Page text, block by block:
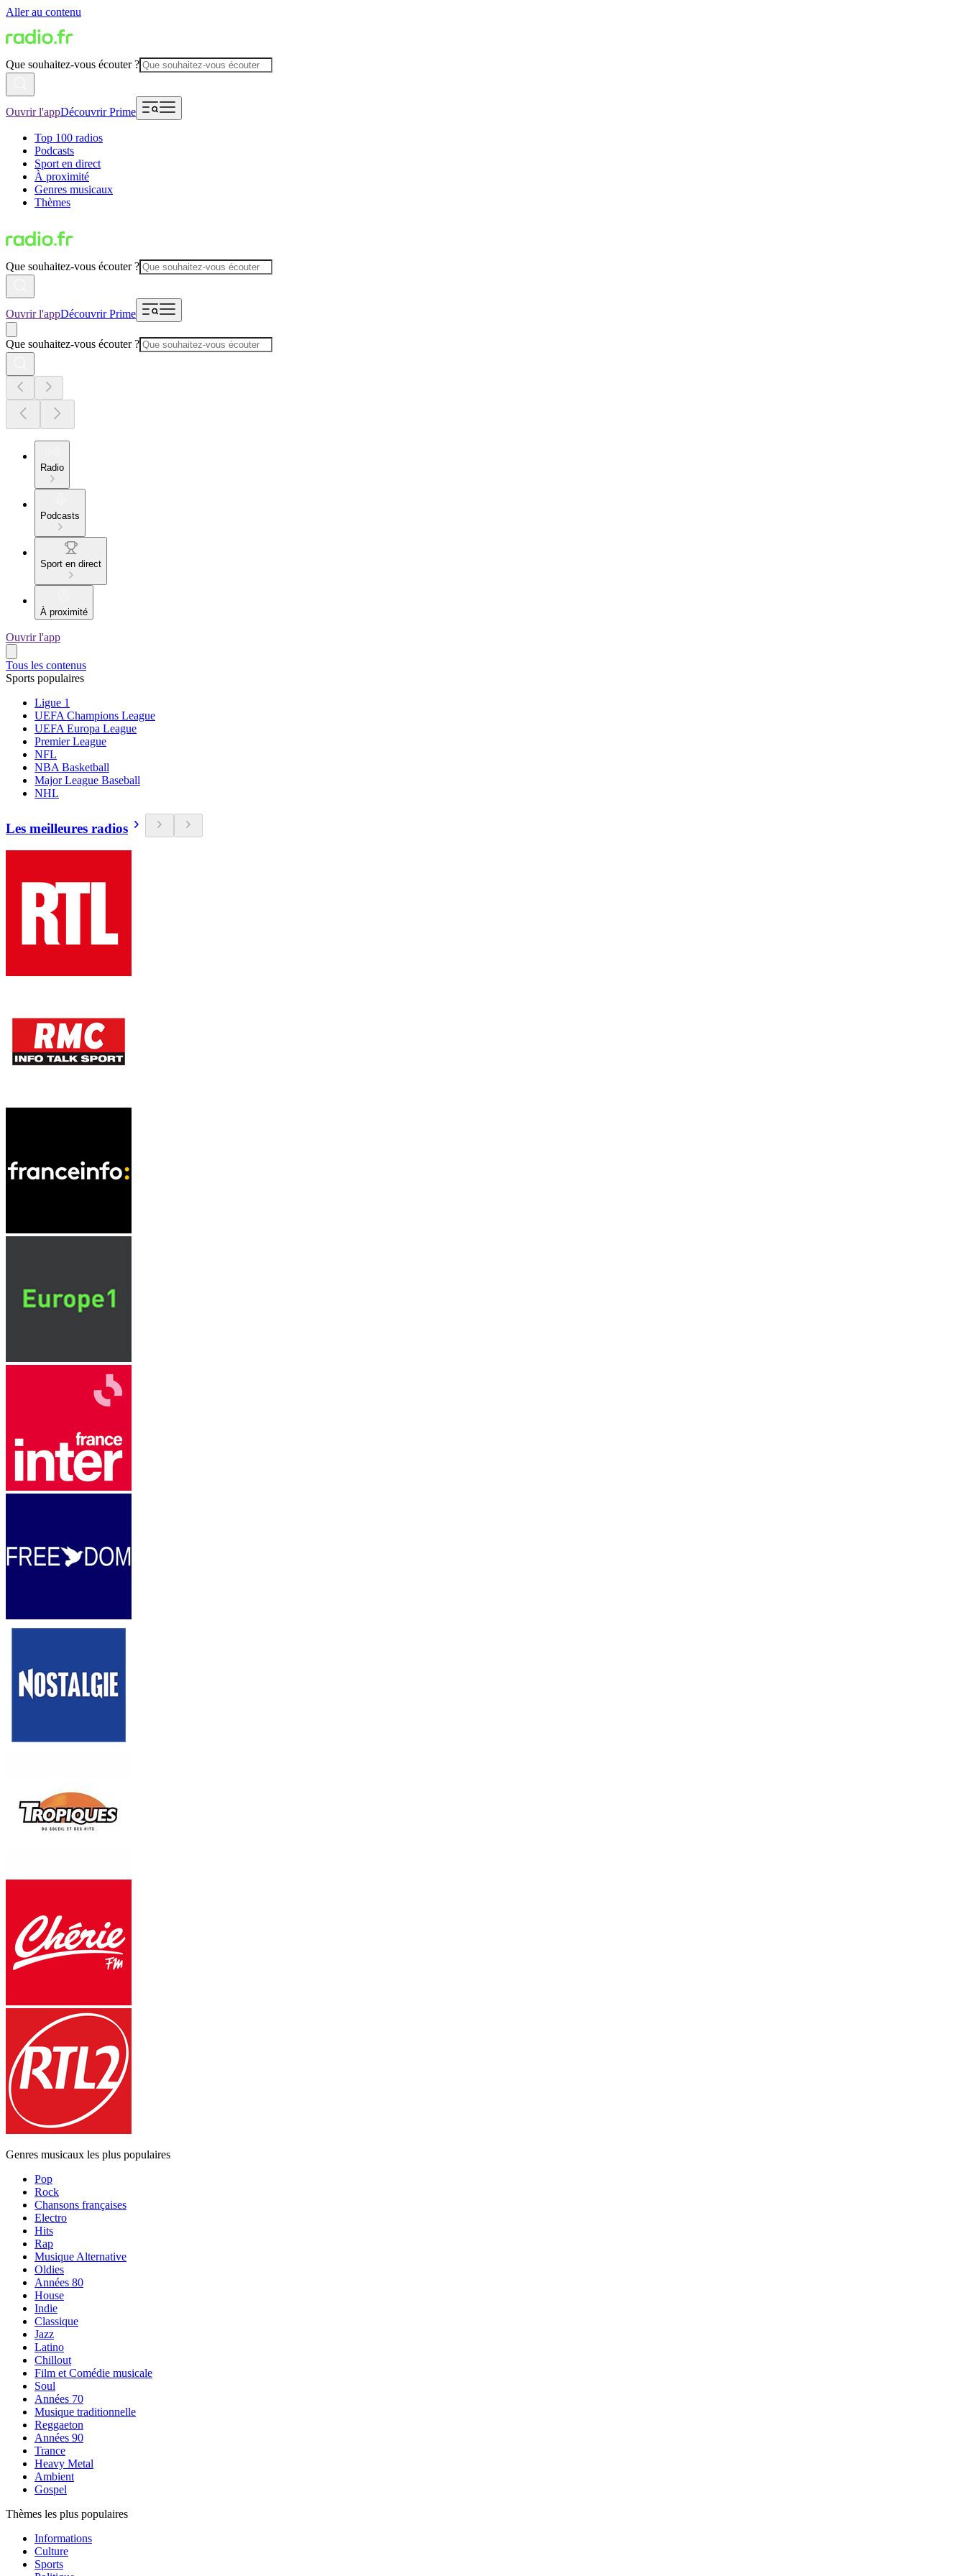
Aller au contenu
Que souhaitez-vous écouter ?
Ouvrir l'appDécouvrir Prime
Top 100 radios
Podcasts
Sport en direct
À proximité
Genres musicaux
Thèmes
Que souhaitez-vous écouter ?
Ouvrir l'appDécouvrir Prime
Que souhaitez-vous écouter ?
Radio
Podcasts
Sport en direct
À proximité
Ouvrir l'app
Tous les contenus
Sports populaires
Ligue 1
UEFA Champions League
UEFA Europa League
Premier League
NFL
NBA Basketball
Major League Baseball
NHL
Les meilleures radios
Genres musicaux les plus populaires
Pop
Rock
Chansons françaises
Electro
Hits
Rap
Musique Alternative
Oldies
Années 80
House
Indie
Classique
Jazz
Latino
Chillout
Film et Comédie musicale
Soul
Années 70
Musique traditionnelle
Reggaeton
Années 90
Trance
Heavy Metal
Ambient
Gospel
Thèmes les plus populaires
Informations
Culture
Sports